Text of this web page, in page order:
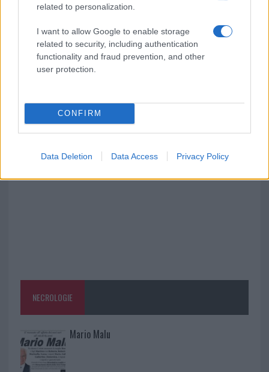
related to personalization.
I want to allow Google to enable storage
related to security, including authentication
functionality and fraud prevention, and other
user protection.
CONFIRM
Data Deletion Data Access Privacy Policy
Cumuli di rifiuti a Santa Teresa Gallura, la
segnalazione dei residenti
Cannigione celebra la cultura gallurese con il
NECROLOGIE
Mario Malu